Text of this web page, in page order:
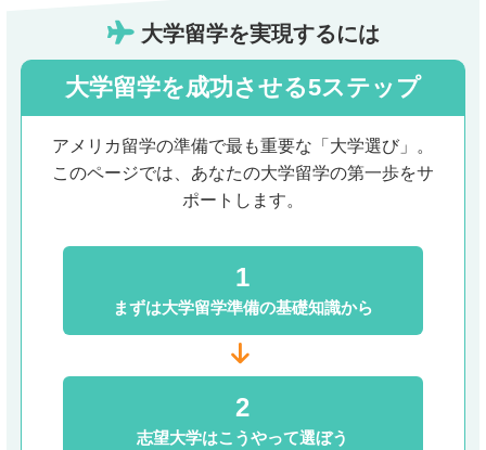
大学留学を実現するには
大学留学を成功させる5ステップ
アメリカ留学の準備で最も重要な「大学選び」。
このページでは、あなたの大学留学の第一歩をサ
ポートします。
1
まずは大学留学準備の基礎知識から
2
志望大学はこうやって選ぼう